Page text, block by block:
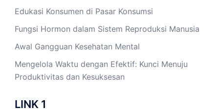
Edukasi Konsumen di Pasar Konsumsi
Fungsi Hormon dalam Sistem Reproduksi Manusia
Awal Gangguan Kesehatan Mental
Mengelola Waktu dengan Efektif: Kunci Menuju
Produktivitas dan Kesuksesan
LINK 1